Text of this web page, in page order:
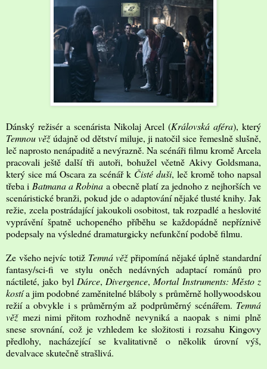
Dánský režisér a scenárista Nikolaj Arcel (Královská aféra), který
Temnou věžúdajně od dětství miluje, ji natočil sice řemeslně slušně,
leč naprosto nenápaditě a nevýrazně. Na scénáři filmu kromě Arcela
pracovali ještě další tři autoři, bohužel včetně Akivy Goldsmana,
který sice má Oscara za scénář k Čisté duši, leč kromě toho napsal
třeba i Batmana a Robina a obecně platí za jednoho z nejhorších ve
scenáristické branži, pokud jde o adaptování nějaké tlusté knihy. Jak
režie, zcela postrádající jakoukoli osobitost, tak rozpadlé a heslovité
vyprávění špatně uchopeného příběhu se každopádně nepříznivě
podepsaly na výsledné dramaturgicky nefunkční podobě filmu.
Ze všeho nejvíc totiž Temná věžpřipomíná nějaké úplně standardní
fantasy/sci-fi ve stylu oněch nedávných adaptací románů pro
náctileté, jako byl Dárce, Divergence, Mortal Instruments: Město z
kostía jim podobné zaměnitelné bláboly s průměrně hollywoodskou
režií a obvykle i s průměrným až podprůměrný scénářem. Temná
věžmezi nimi přitom rozhodně nevyniká a naopak s nimi plně
snese srovnání, což je vzhledem ke složitosti i rozsahu Kingovy
předlohy, nacházející se kvalitativně o několik úrovní výš,
devalvace skutečně strašlivá.